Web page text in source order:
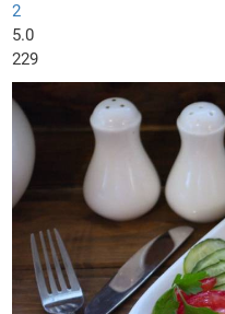
2
5.0
229